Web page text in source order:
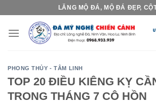
content
LĂNG MỘ ĐÁ, MỘ ĐÁ ĐẸP,
PHONG THỦY - TÂM LINH
TOP 20 ĐIỀU KIÊNG KỴ
TRONG THÁNG 7 CÔ HỒN